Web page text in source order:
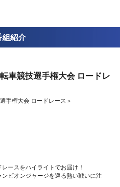
組紹介
競技選手権大会 ロードレ
権大会 ロードレース＞
ースをハイライトでお届け！
ピオンジャージを巡る熱い戦いに注